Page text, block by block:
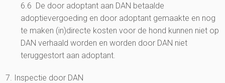
6.6 De door adoptant aan DAN betaalde
adoptievergoeding en door adoptant gemaakte en nog
te maken (in)directe kosten voor de hond kunnen niet op
DAN verhaald worden en worden door DAN niet
teruggestort aan adoptant.
7. Inspectie door DAN